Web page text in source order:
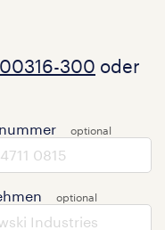
300 oder